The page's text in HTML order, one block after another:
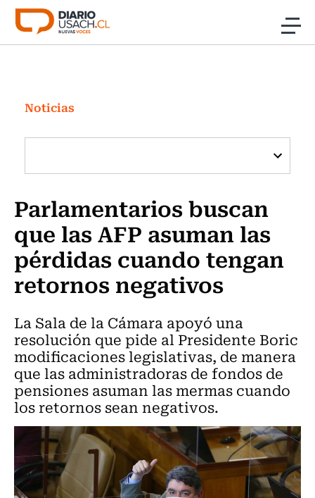
Click acá para ir directamente al contenido
Investigación
Cultura
Programas Radio y TV Usach
Noticias
Parlamentarios buscan
que las AFP asuman las
pérdidas cuando tengan
retornos negativos
La Sala de la Cámara apoyó una
resolución que pide al Presidente Boric
modificaciones legislativas, de manera
que las administradoras de fondos de
pensiones asuman las mermas cuando
los retornos sean negativos.